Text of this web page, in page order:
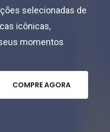
selecionadas de
icônicas,
momentos
COMPREAGORA